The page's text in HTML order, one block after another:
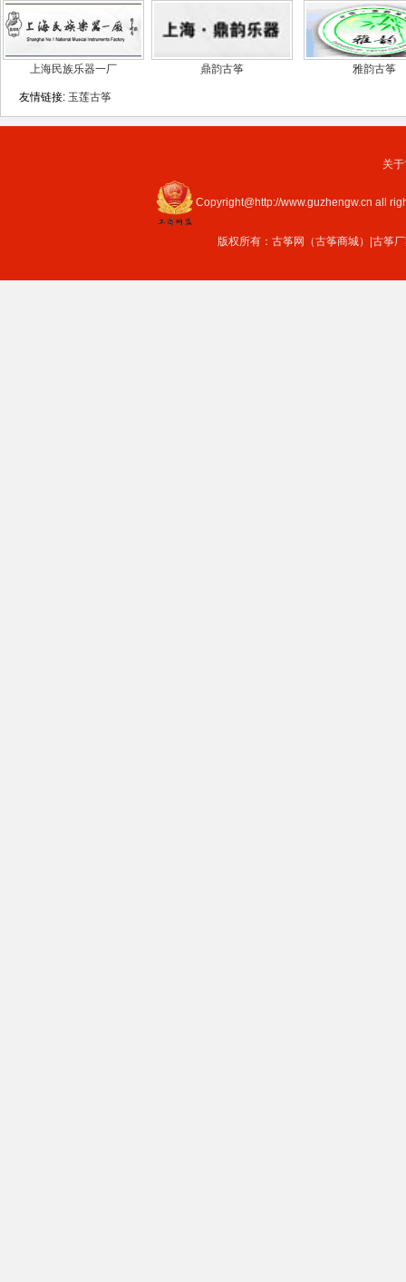
上海民族乐器一厂 鼎韵古筝 雅韵古筝
友情链接: 玉莲古筝
关
Copyright@http://www.guzhengw.cn all
版权所有： 古筝网（古筝商城） 古筝